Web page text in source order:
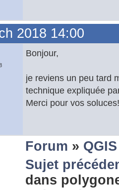
2018 14:00
Bonjour,
je reviens un peu tard
technique expliquée
Merci pour vos soluces!
Forum » QGIS
Sujet
dans